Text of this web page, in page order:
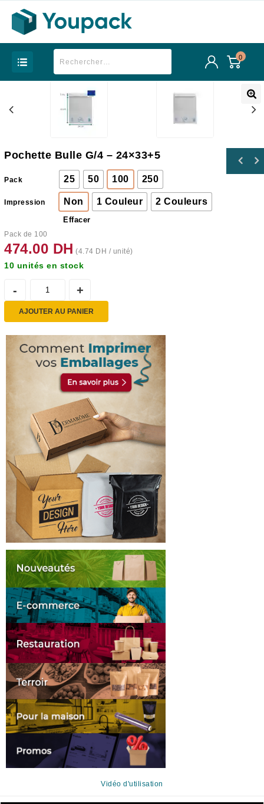
0
Pochette Bulle G/4 – 24×33+5
Pack 25 50 100 250
Impression Non 1 Couleur 2 Couleurs
Effacer
Pack de 100
474.00 DH (4.74 DH / unité)
10 unités en stock
AJOUTER AU PANIER
Vidéo d'utilisation